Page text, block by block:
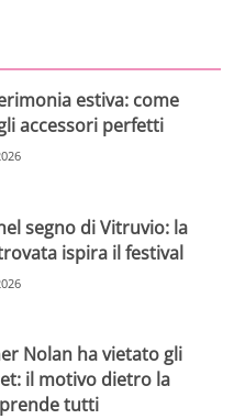
estiva: come
accessori perfetti
segno di Vitruvio: la
ispira il festival
Nolan ha vietato gli
il motivo dietro la
tutti